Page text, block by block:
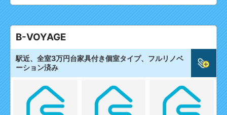
B-VOYAGE
駅近、全室3万円台家具付き個室タイプ、フルリノベ
ーション済み